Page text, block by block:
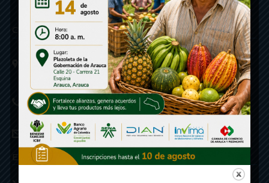
Contáctenos
Calle 20 - Carrera 21 Esquina
Código postal 810001
Linea de Servicio a la Ciudadania: 57- 6078851946
Linea Anticorrupción: 607885 3374
correspondencia: archivogeneral@arauca.gov.co
Enlaces